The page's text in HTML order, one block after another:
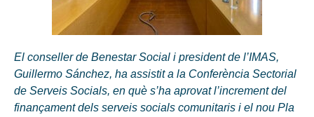
El conseller de Benestar Social i president de l’IMAS,
Guillermo Sánchez, ha assistit a la Conferència Sectorial
de Serveis Socials, en què s’ha aprovat l’increment del
finançament dels serveis socials comunitaris i el nou Pla